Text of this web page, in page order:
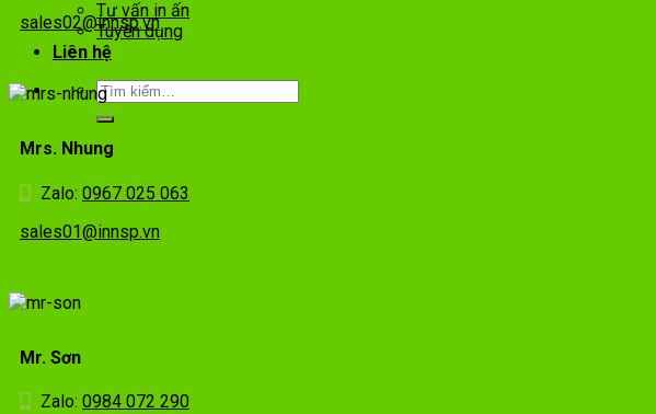
Tư vấn in ấn
Tuyển dụng
Liên hệ
sales02@innsp.vn
Mrs. Nhung
Zalo: 0967 025 063
sales01@innsp.vn
Mr. Sơn
Zalo: 0984 072 290